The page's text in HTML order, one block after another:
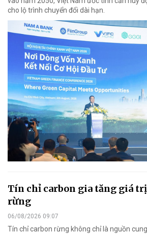
cho lộ trình chuyển đổi dài hạn.
Tín chỉ carbon gia tăng giá
rừng
06/08/2026 09:07
Tín chỉ carbon rừng không chỉ là nguồn